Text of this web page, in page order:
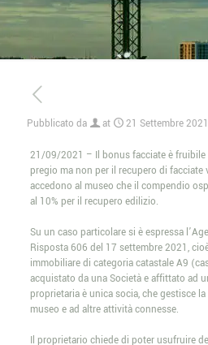
Pubblicato da at 21 Settembre 2021
21/09/2021 – Il bonus facciate è
pregio ma non per il recupero di
accedono al museo che il compendio
al 10% per il recupero edilizio.
Su un caso particolare si è espressa
Risposta 606 del 17 settembre 2021,
immobiliare di categoria catastale A9
acquistato da una Società e affittato ad
proprietaria è unica socia, che gestisce
museo e ad altre attività connesse.
Il proprietario chiede di poter usufruire